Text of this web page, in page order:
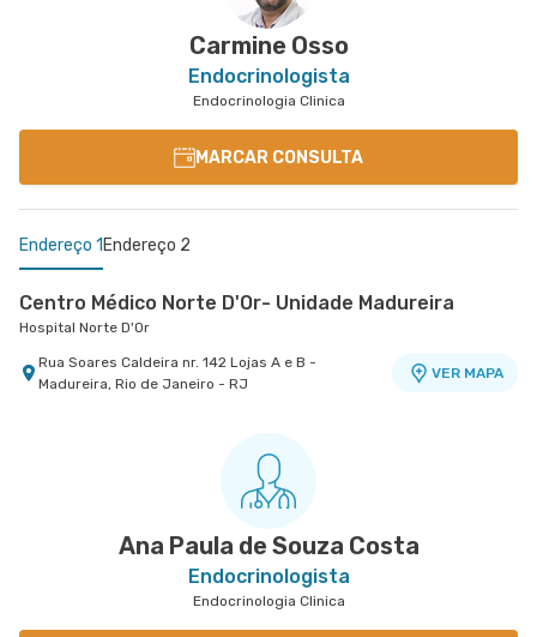
Carmine Osso
Endocrinologista
Endocrinologia Clinica
MARCAR CONSULTA
Endereço 1 Endereço 2
Centro Médico Norte D'Or- Unidade Madureira
Hospital Norte D'Or
Rua Soares Caldeira nr. 142 Lojas A e B -
Madureira, Rio de Janeiro - RJ
VER MAPA
Rua Olinda Ellis nr. 73 - Campo Grande, Rio de
Ana Paula de Souza Costa
Endocrinologista
Endocrinologia Clinica